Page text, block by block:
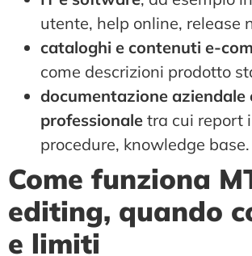
utente, help online, release
cataloghi e contenuti e-
come descrizioni prodotto
documentazione aziendale
professionale tra cui report
procedure, knowledge base.
Come funziona
editing, quando
e limiti